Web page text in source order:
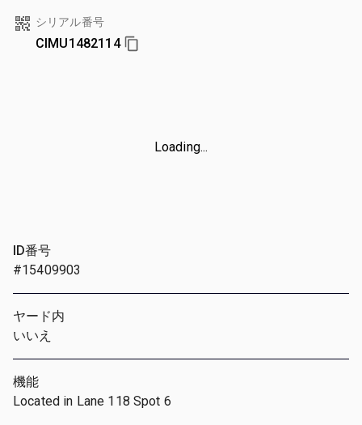
シリアル番号
CIMU1482114
Loading...
ID番号
#15409903
ヤード内
いいえ
機能
Located in Lane 118 Spot 6